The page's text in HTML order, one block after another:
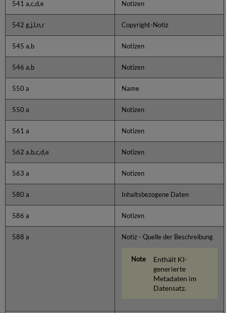
541 a,c,d,e Notizen
542 g,j,l,n,r Copyright-Notiz
545 a,b Notizen
546 a,b Notizen
550 a Name
550 a Notizen
561 a Notizen
562 a,b,c,d,e Notizen
563 a Notizen
580 a Inhaltsbezogene Daten
586 a Notizen
588 a Notiz - Quelle der Beschreibung
Enthält KI-
generierte
Metadaten im
Datensatz.